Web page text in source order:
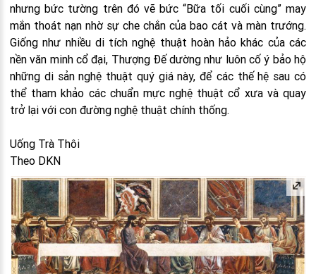
nhưng bức tường trên đó vẽ bức “Bữa tối cuối cùng” may
mắn thoát nạn nhờ sự che chắn của bao cát và màn trướng.
Giống như nhiều di tích nghệ thuật hoàn hảo khác của các
nền văn minh cổ đại, Thượng Đế dường như luôn cố ý bảo hộ
những di sản nghệ thuật quý giá này, để các thế hệ sau có
thể tham khảo các chuẩn mực nghệ thuật cổ xưa và quay
trở lại với con đường nghệ thuật chính thống.
Uống Trà Thôi
Theo DKN